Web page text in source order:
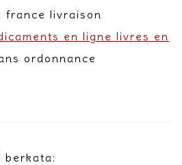
france livraison
en ligne livres en
ordonnance
berkata: